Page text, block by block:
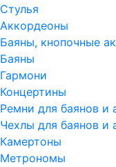
Стулья
Аккордеоны
Баяны, кнопочные
Баяны
Гармони
Концертины
Ремни для баянов и
Чехлы для баянов и
Камертоны
Метрономы